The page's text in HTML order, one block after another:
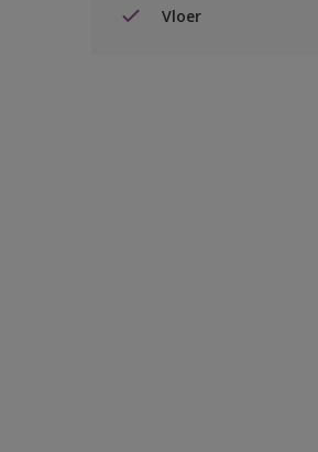
Vloer